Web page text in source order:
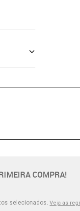
COMPRA!
selecionados. Veja as